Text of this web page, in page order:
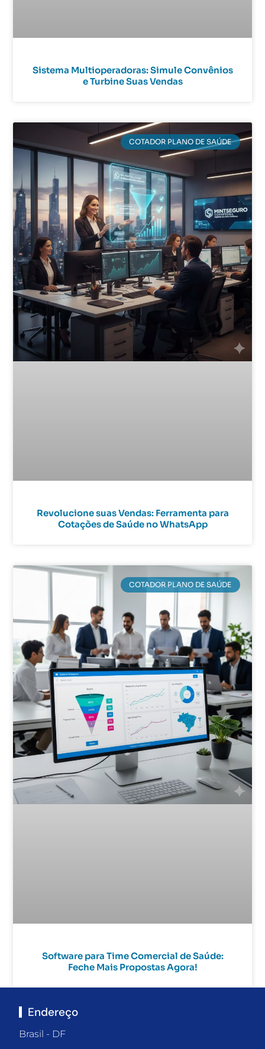
Sistema Multioperadoras: Simule Convênios
e Turbine Suas Vendas
COTADOR PLANO DE SAÚDE
Revolucione suas Vendas: Ferramenta para
Cotações de Saúde no WhatsApp
COTADOR PLANO DE SAÚDE
Software para Time Comercial de Saúde:
Feche Mais Propostas Agora!
Endereço
Brasil - DF